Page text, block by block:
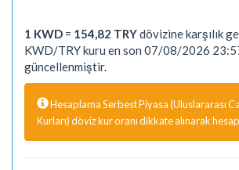
1 KWD = 154,82 TRYdövizine karşılık
KWD/TRY kuru en son 07/08/2026
güncellenmiştir.
Hesaplama Serbest Piyasa (Uluslararası
Kurları) döviz kur oranı dikkate alınarak